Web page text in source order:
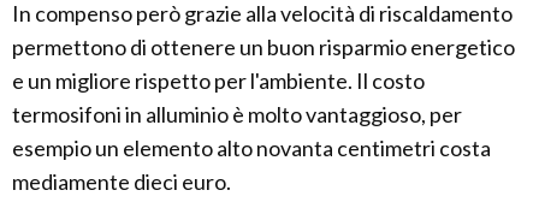
In compenso però grazie alla velocità di riscaldamento
permettono di ottenere un buon risparmio energetico
e un migliore rispetto per l'ambiente. Il costo
termosifoni in alluminio è molto vantaggioso, per
esempio un elemento alto novanta centimetri costa
mediamente dieci euro.